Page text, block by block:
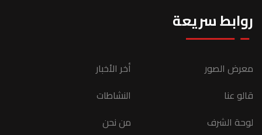
روابط سريعة
أخر الأخبار
النشاطات
من نحن
معرض الصور
قالو عنا
لوحة الشرف